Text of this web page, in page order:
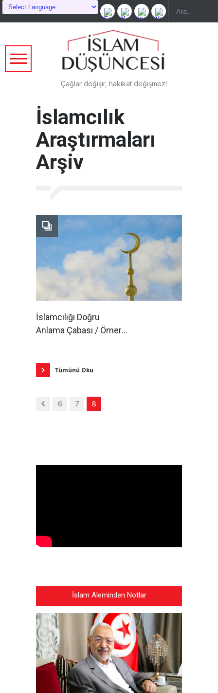
Çağlar değişir, hakikat değişmez!
İslamcılık
Araştırmaları
Arşiv
İslamcılığı Doğru
Anlama Çabası / Ömer
Tümünü Oku
6 7 8
İslam Aleminden Notlar